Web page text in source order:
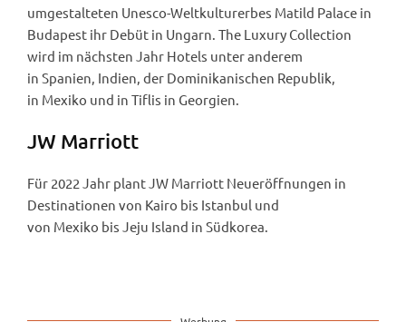
umgestalteten Unesco-Weltkulturerbes Matild Palace in
Budapest ihr Debüt in Ungarn. The Luxury Collection
wird im nächsten Jahr Hotels unter anderem
in Spanien, Indien, der Dominikanischen Republik,
in Mexiko und in Tiflis in Georgien.
JW Marriott
Für 2022 Jahr plant JW Marriott Neueröffnungen in
Destinationen von Kairo bis Istanbul und
von Mexiko bis Jeju Island in Südkorea.